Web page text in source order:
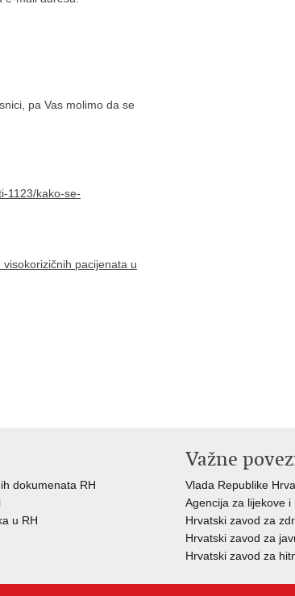
pa Vas molimo da se
1123/kako-se-
pacijenata u
dokumenata RH
u RH
Važne
Vlada Republike
Agencija za lijekove
Hrvatski zavod za
Hrvatski zavod za
Hrvatski zavod za